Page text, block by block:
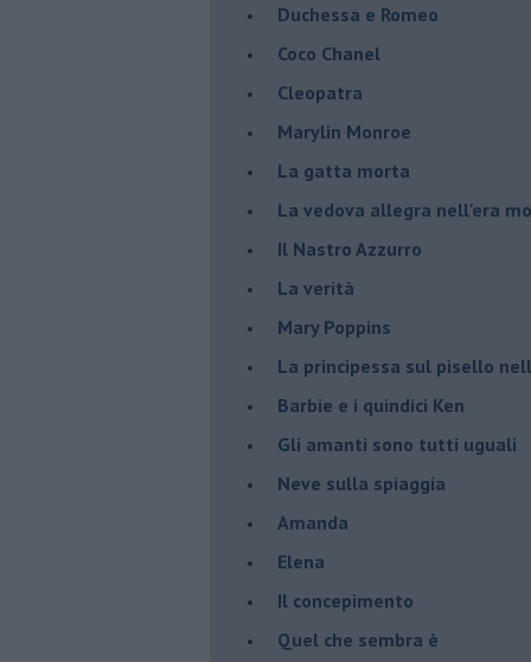
Duchessa e Romeo
Coco Chanel
Cleopatra
Marylin Monroe
La gatta morta
La vedova allegra nell'era
​Il Nastro Azzurro
La verità
Mary Poppins
La principessa sul pisello
Barbie e i quindici Ken
Gli amanti sono tutti uguali
Neve sulla spiaggia
Amanda
Elena
Il concepimento
Quel che sembra è